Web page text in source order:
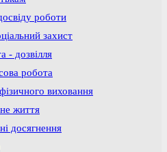
роботи
захист
- дозвілля
робота
виховання
життя
досягнення